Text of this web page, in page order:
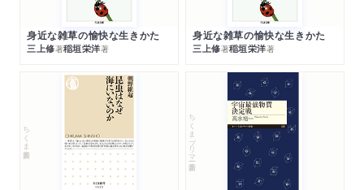
身近な雑草の愉快な生きかた
三上修著稲垣栄洋著
身近な雑草の愉快な生きかた
三上修著稲垣栄洋著
ちくま新書 ちくまプリマー新書